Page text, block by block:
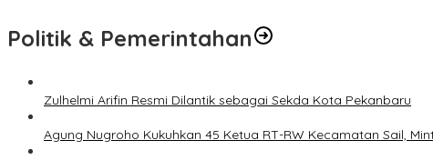
Politik & Pemerintahan
Zulhelmi Arifin Resmi Dilantik sebagai Sekda Kota Pekanbaru
Agung Nugroho Kukuhkan 45 Ketua RT-RW Kecamatan Sail,